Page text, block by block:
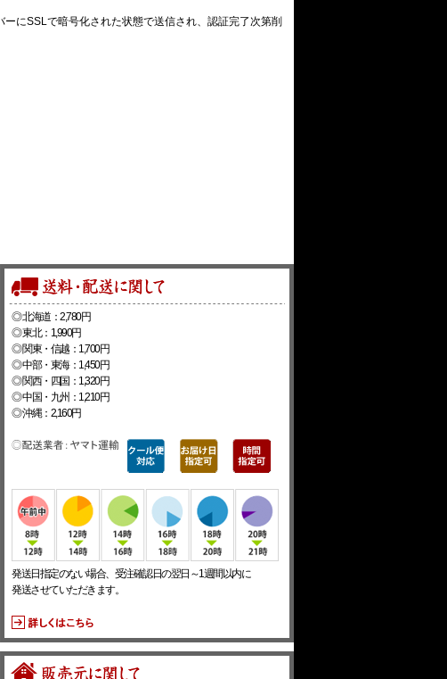
にSSLで暗号化された状態で送信され、認証完了次第削
◎ 北海道：2,780円
◎ 東北：1,990円
◎ 関東・信越：1,700円
◎ 中部・東海：1,450円
◎ 関西・四国：1,320円
◎ 中国・九州：1,210円
◎ 沖縄：2,160円
発送日指定のない場合、受注確認日の翌日～1週間以内に
発送させていただきます。